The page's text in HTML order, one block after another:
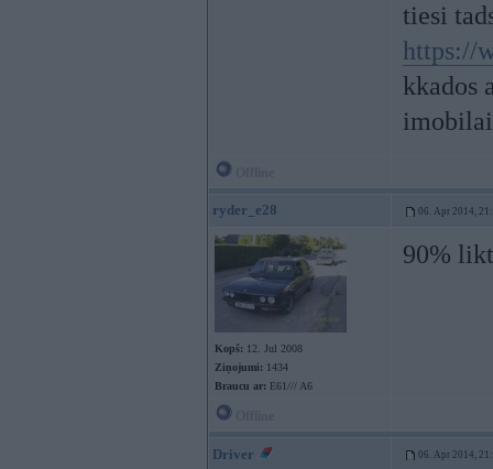
tiesi
https://
kkados
ryder_e28 06. Apr 2014,
Kopš: 12. Jul 2008
Ziņojumi: 1434
Braucu ar: E61/// A6
90%
Driver 06. Apr 2014,